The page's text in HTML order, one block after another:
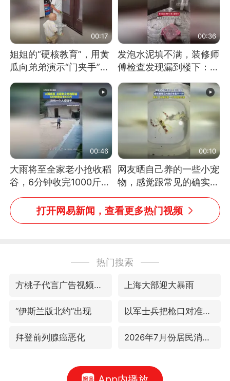
00:17
姐姐的“硬核教育”，用黄
瓜向弟弟演示“门夹手”，
网友：果然言传不如身
教！
00:36
发泡水泥填不满，装修师
傅检查发现漏到楼下：出
风口未延伸到外墙
00:46
大雨将至全家老小抢收稻
谷，6分钟收完1000斤，
没有一个人掉链子
00:10
网友晒自己养的一些小宠
物，感觉跟常见的确实有
些不一样
打开网易新闻，查看更多热门视频
热门搜索
方桃子代言广告视频已下架 上海大部迎大暴雨
“伊斯兰版北约”出现 以军士兵把枪口对准中国记者
拜登前列腺癌恶化 2026年7月份居民消费价格同比上涨0.5%